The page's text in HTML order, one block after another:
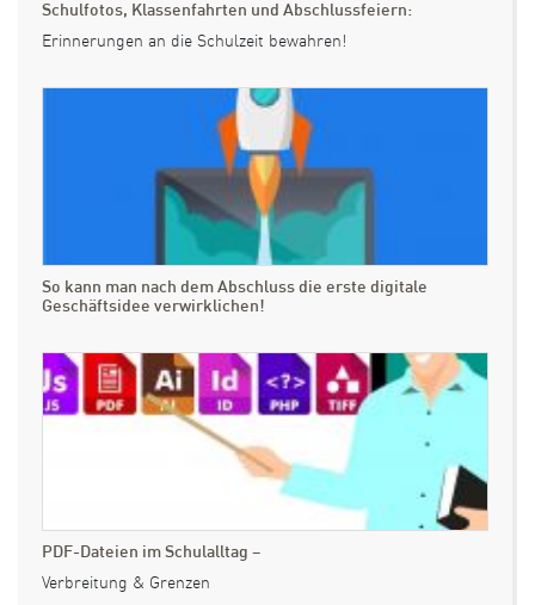
Schulfotos, Klassenfahrten und Abschlussfeiern:
Erinnerungen an die Schulzeit bewahren!
So kann man nach dem Abschluss die erste digitale
Geschäftsidee verwirklichen!
PDF-Dateien im Schulalltag –
Verbreitung & Grenzen